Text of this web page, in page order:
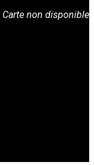
Carte non disponible